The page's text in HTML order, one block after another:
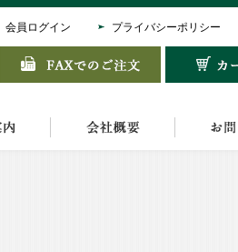
会員ログイン プライバシーポリシー